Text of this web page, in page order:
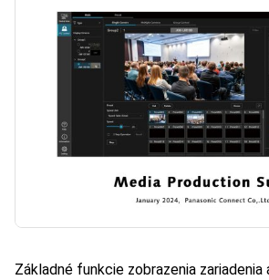
Základné funkcie zobrazenia zariadenia